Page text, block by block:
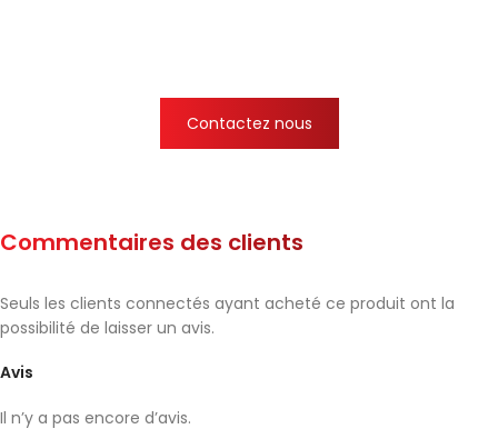
Contactez nous
Commentaires des clients
Avis
Il n’y a pas encore d’avis.
Seuls les clients connectés ayant acheté ce produit ont la
possibilité de laisser un avis.